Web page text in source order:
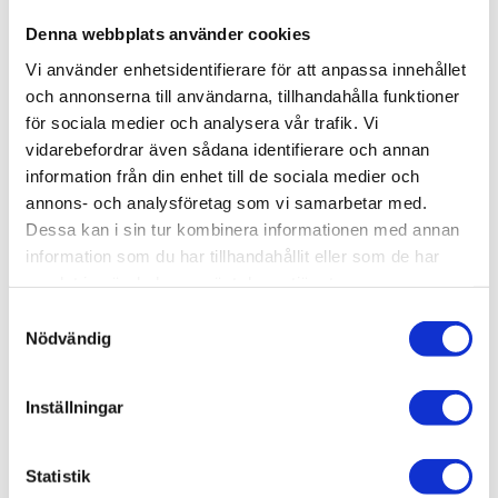
Denna webbplats använder cookies
Vi använder enhetsidentifierare för att anpassa innehållet
och annonserna till användarna, tillhandahålla funktioner
för sociala medier och analysera vår trafik. Vi
vidarebefordrar även sådana identifierare och annan
information från din enhet till de sociala medier och
annons- och analysföretag som vi samarbetar med.
Dessa kan i sin tur kombinera informationen med annan
information som du har tillhandahållit eller som de har
Nödvändig
Inställningar
Statistik
bäst hemma.
Vad gör du när kaffet är urdrucket då?
– Ja du… Det blir nog inget speciellt. Jag sitter
kvar och njuter så länge det är fint väder.